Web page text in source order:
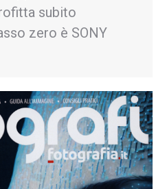
subito
zero è SONY